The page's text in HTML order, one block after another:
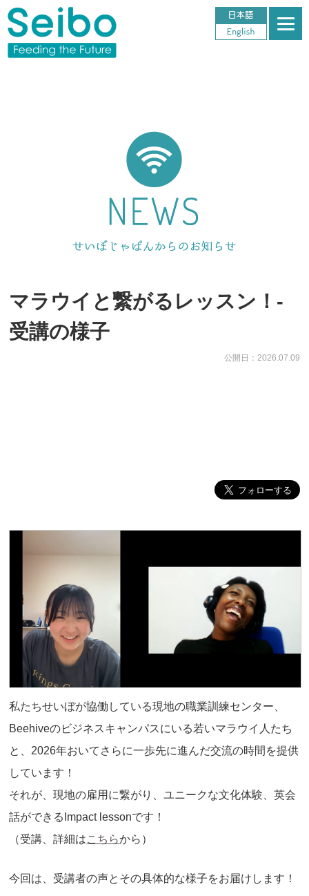
マラウイと繋がるレッスン！‐
受講の様子
公開日：2026.07.09
私たちせいぼが協働している現地の職業訓練センター、
Beehiveのビジネスキャンパスにいる若いマラウイ人たち
と、2026年おいてさらに一歩先に進んだ交流の時間を提供
しています！
それが、現地の雇用に繋がり、ユニークな文化体験、英会
話ができるImpact lessonです！
（受講、詳細はこちらから）
今回は、受講者の声とその具体的な様子をお届けします！